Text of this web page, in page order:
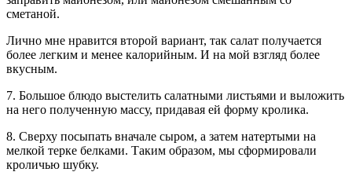
сметаной.
Лично мне нравится второй вариант, так салат получается
более легким и менее калорийным. И на мой взгляд более
вкусным.
7. Большое блюдо выстелить салатными листьями и выложить
на него полученную массу, придавая ей форму кролика.
8. Сверху посыпать вначале сыром, а затем натертыми на
мелкой терке белками. Таким образом, мы сформировали
кроличью шубку.